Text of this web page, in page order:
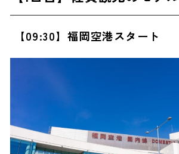
【08:30】武雄温泉を出発
【10:00】有田町散策
【16:30】福岡空港｜お土産
【09:30】福岡空港スタート